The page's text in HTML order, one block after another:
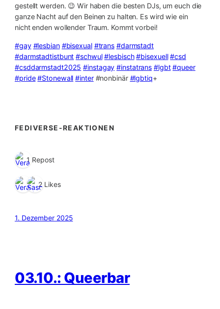
gestellt werden. 😉 Wir haben die besten DJs, um euch die
ganze Nacht auf den Beinen zu halten. Es wird wie ein
nicht enden wollender Traum. Kommt vorbei!
#gay #lesbian #bisexual #trans #darmstadt
#darmstadtistbunt #schwul #lesbisch #bisexuell #csd
#csddarmstadt2025 #instagay #instatrans #lgbt #queer
#pride #Stonewall #inter#nonbinär #lgbtiq+
FEDIVERSE-REAKTIONEN
1 Repost
2 Likes
1. Dezember 2025
03.10.: Queerbar